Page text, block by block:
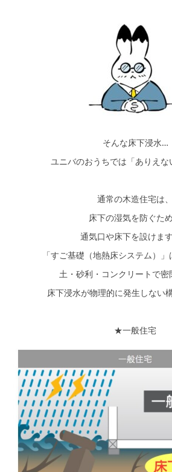
そんな床下浸水…
ユニバのおうちでは「ありえな
通常の木造住宅は、
床下の湿気を防ぐた
通気口や床下を設けます
「すご基礎（地熱床システム）
土・砂利・コンクリートで密
床下浸水が物理的に発生しない
★一般住宅